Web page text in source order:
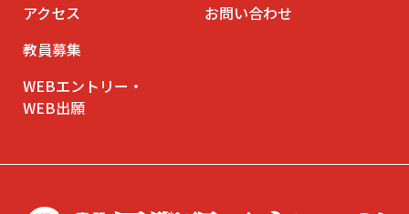
アクセス
教員募集
WEBエントリー・
WEB出願
お問い合わせ